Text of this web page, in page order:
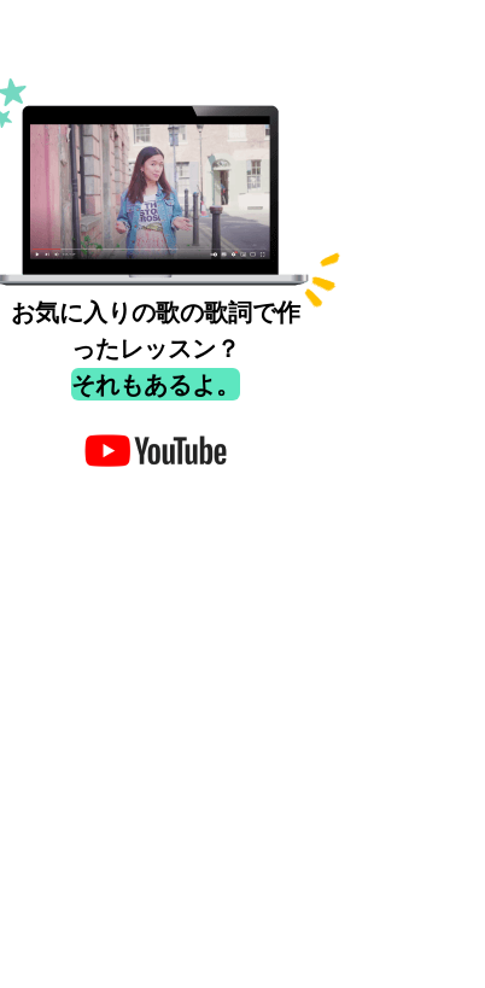
お気に入りの歌の歌詞で作
ったレッスン？
それもあるよ。